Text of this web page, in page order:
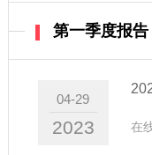
第一季度报告
04-29
2023 在